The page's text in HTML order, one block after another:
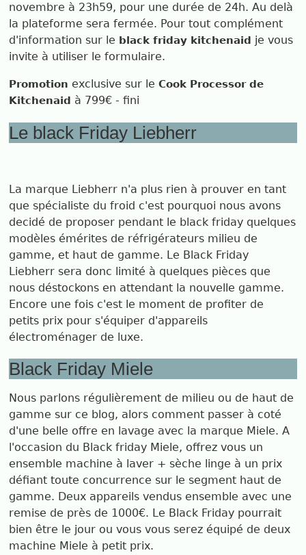
novembre à 23h59, pour une durée de 24h. Au delà
la plateforme sera fermée. Pour tout complément
d'information sur le black friday kitchenaid je vous
invite à utiliser le formulaire.
Promotion exclusive sur le Cook Processor de
Kitchenaid à 799€ - fini
Le black Friday Liebherr
La marque Liebherr n'a plus rien à prouver en tant
que spécialiste du froid c'est pourquoi nous avons
decidé de proposer pendant le black friday quelques
modèles émérites de réfrigérateurs milieu de
gamme, et haut de gamme. Le Black Friday
Liebherr sera donc limité à quelques pièces que
nous déstockons en attendant la nouvelle gamme.
Encore une fois c'est le moment de profiter de
petits prix pour s'équiper d'appareils
électroménager de luxe.
Black Friday Miele
Nous parlons régulièrement de milieu ou de haut de
gamme sur ce blog, alors comment passer à coté
d'une belle offre en lavage avec la marque Miele. A
l'occasion du Black friday Miele, offrez vous un
ensemble machine à laver + sèche linge à un prix
défiant toute concurrence sur le segment haut de
gamme. Deux appareils vendus ensemble avec une
remise de près de 1000€. Le Black Friday pourrait
bien être le jour ou vous vous serez équipé de deux
machine Miele à petit prix.